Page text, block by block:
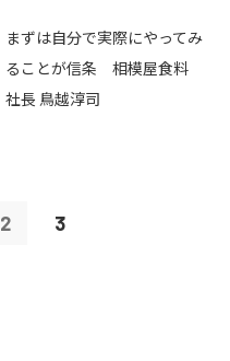
まずは自分で実際にやってみ
ることが信条 相模屋食料
社長 鳥越淳司
2 3